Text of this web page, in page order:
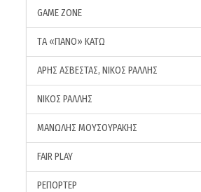
GAME ZONE
ΤA «ΠΑΝΟ» ΚΑΤΩ
ΑΡΗΣ ΑΣΒΕΣΤΑΣ, ΝΙΚΟΣ ΡΑΛΛΗΣ
ΝΙΚΟΣ ΡΑΛΛΗΣ
ΜΑΝΩΛΗΣ ΜΟΥΣΟΥΡΑΚΗΣ
FAIR PLAY
ΡΕΠΟΡΤΕΡ